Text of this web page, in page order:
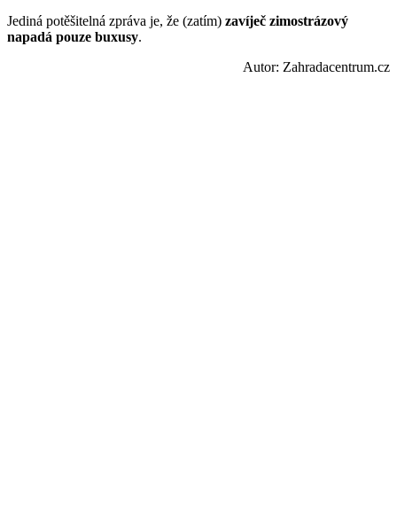
Jediná potěšitelná zpráva je, že (zatím) zavíječ zimostrázový
napadá pouze buxusy.
Autor: Zahradacentrum.cz